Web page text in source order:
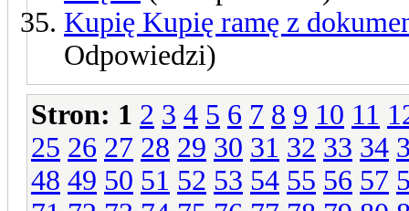
Kupię Kupię ramę z
Odpowiedzi)
Stron: 1 2 3 4 5 6 7 8 9 10 11
25 26 27 28 29 30 31 32 33 34
48 49 50 51 52 53 54 55 56 57